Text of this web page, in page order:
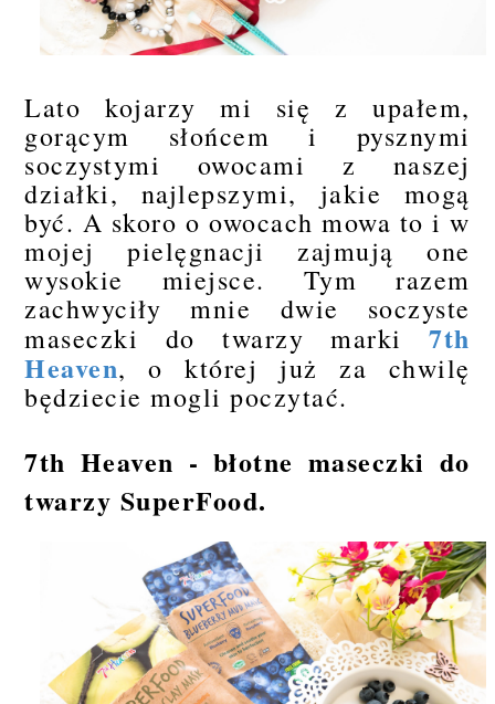
Lato kojarzy mi się z upałem,
gorącym słońcem i pysznymi
soczystymi owocami z naszej
działki, najlepszymi, jakie mogą
być. A skoro o owocach mowa to i w
mojej pielęgnacji zajmują one
wysokie miejsce. Tym razem
zachwyciły mnie dwie soczyste
maseczki do twarzy marki7th
Heaven, o której już za chwilę
będziecie mogli poczytać.
7th Heaven - błotne maseczki do
twarzy SuperFood.